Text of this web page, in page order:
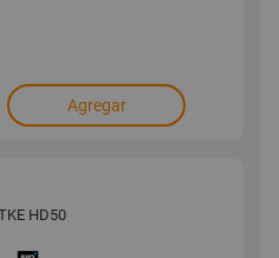
Agregar
HD50